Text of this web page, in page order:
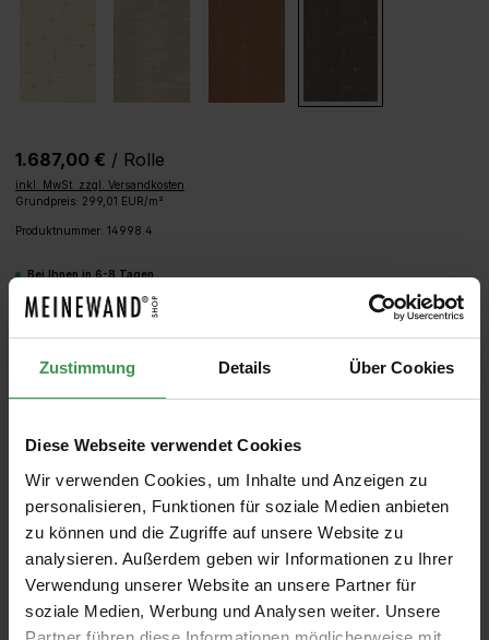
Zustimmung Details Über Cookies
Diese Webseite verwendet Cookies
Wir verwenden Cookies, um Inhalte und Anzeigen zu
personalisieren, Funktionen für soziale Medien anbieten
zu können und die Zugriffe auf unsere Website zu
analysieren. Außerdem geben wir Informationen zu Ihrer
Verwendung unserer Website an unsere Partner für
soziale Medien, Werbung und Analysen weiter. Unsere
1.687,00 € / Rolle
inkl. MwSt. zzgl. Versandkosten
Grundpreis: 299,01 EUR/m²
Produktnummer: 14998.4
Bei Ihnen in 6-8 Tagen
Produkt Anzahl: Gib den gewünschten
IN DEN WARENKORB